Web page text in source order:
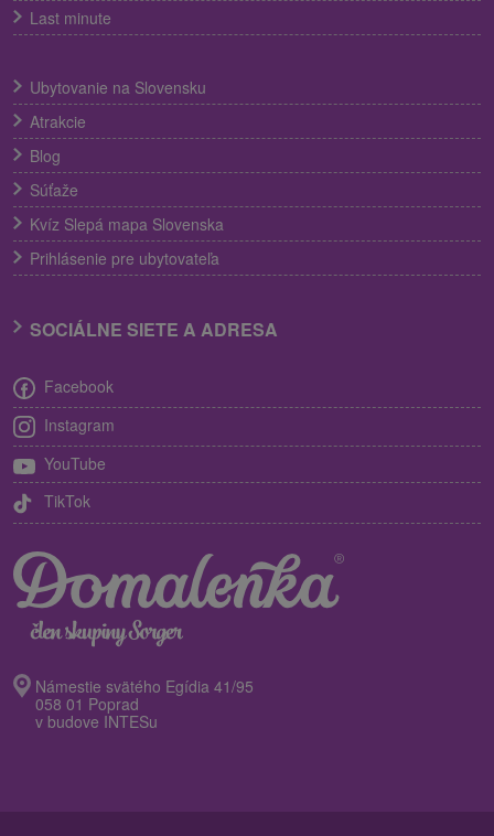
Last minute
Ubytovanie na Slovensku
Atrakcie
Blog
Súťaže
Kvíz Slepá mapa Slovenska
Prihlásenie pre ubytovateľa
SOCIÁLNE SIETE A ADRESA
Facebook
Instagram
YouTube
TikTok
Námestie svätého Egídia 41/95
058 01 Poprad
v budove INTESu